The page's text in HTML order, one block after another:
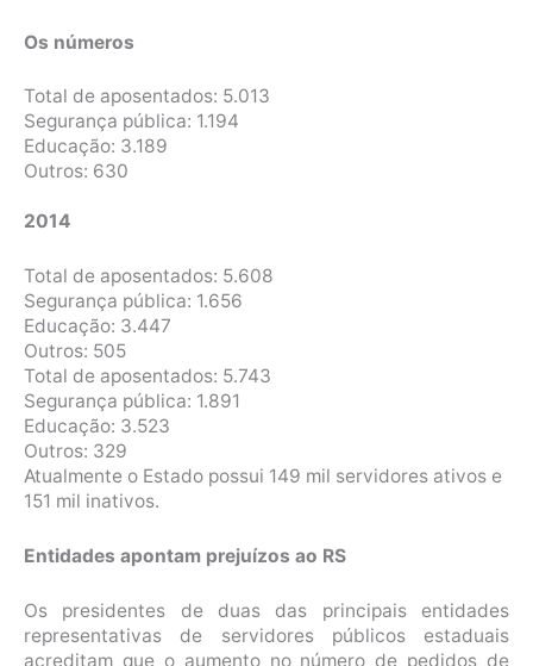
Os números
Total de aposentados: 5.013
Segurança pública: 1.194
Educação: 3.189
Outros: 630
2014
Total de aposentados: 5.608
Segurança pública: 1.656
Educação: 3.447
Outros: 505
Total de aposentados: 5.743
Segurança pública: 1.891
Educação: 3.523
Outros: 329
Atualmente o Estado possui 149 mil servidores ativos e
151 mil inativos.
Entidades apontam prejuízos ao RS
Os presidentes de duas das principais entidades
representativas de servidores públicos estaduais
acreditam que o aumento no número de pedidos de